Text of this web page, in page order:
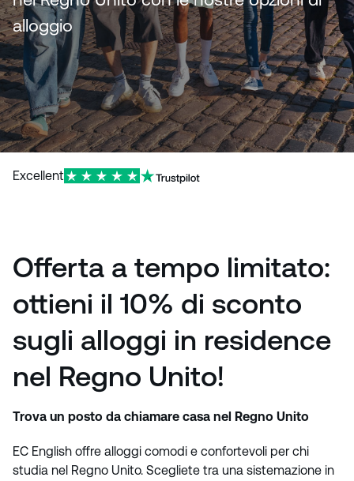
alloggio
Excellent
Offerta a tempo limitato:
ottieni il 10% di sconto
sugli alloggi in residence
nel Regno Unito!
Trova un posto da chiamare casa nel Regno Unito
EC English offre alloggi comodi e confortevoli per chi
studia nel Regno Unito. Scegliete tra una sistemazione in